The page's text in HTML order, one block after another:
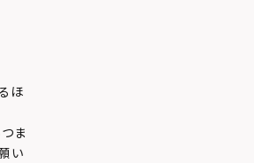
ほ
ま
い